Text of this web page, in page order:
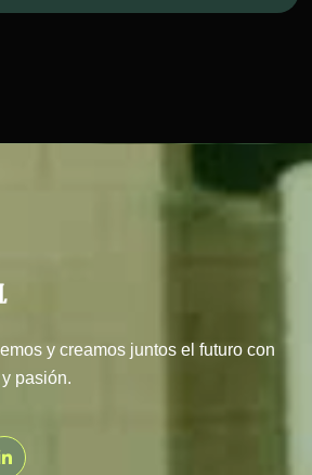
y creamos juntos el futuro con
pasión.